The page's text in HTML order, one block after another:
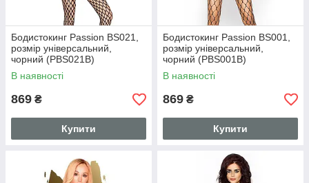
Бодистокинг Passion BS021,
розмір універсальний,
чорний (PBS021B)
В наявності
869 ₴
Купити
Бодистокинг Passion BS001,
розмір універсальний,
чорний (PBS001B)
В наявності
869 ₴
Купити